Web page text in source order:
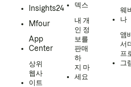
Insights24
Mfour
App
Center
상위
웹사
이트
덱스
내 개
인 정
보를
판매
하
지 마
세요
웨
나
앰
서
프
그